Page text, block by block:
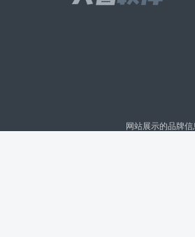
网站展示的品牌